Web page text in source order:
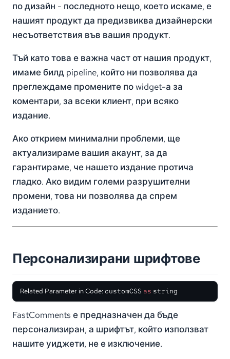
по дизайн - последното нещо, което искаме, е
нашият продукт да предизвиква дизайнерски
несъответствия във вашия продукт.
Тъй като това е важна част от нашия продукт,
имаме билд pipeline, който ни позволява да
преглеждаме промените по widget-а за
коментари, за всеки клиент, при всяко
издание.
Ако открием минимални проблеми, ще
актуализираме вашия акаунт, за да
гарантираме, че нашето издание протича
гладко. Ако видим големи разрушителни
промени, това ни позволява да спрем
изданието.
Персонализирани шрифтове
Related Parameter in Code:customCSS as string
FastComments е предназначен да бъде
персонализиран, а шрифтът, който използват
нашите уиджети, не е изключение.